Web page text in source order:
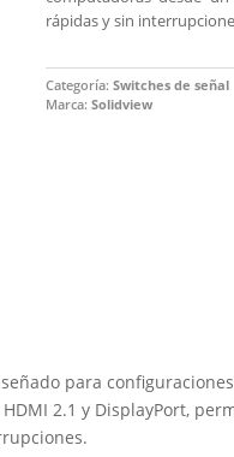
rápidas y sin
Categoría: Switches de señal
Marca: Solidview
para
2.1 y DisplayPort,